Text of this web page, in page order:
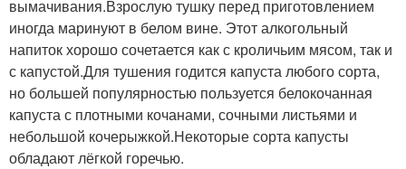
вымачивания.Взрослую тушку перед приготовлением
иногда маринуют в белом вине. Этот алкогольный
напиток хорошо сочетается как с кроличьим мясом, так и
с капустой.Для тушения годится капуста любого сорта,
но большей популярностью пользуется белокочанная
капуста с плотными кочанами, сочными листьями и
небольшой кочерыжкой.Некоторые сорта капусты
обладают лёгкой горечью.